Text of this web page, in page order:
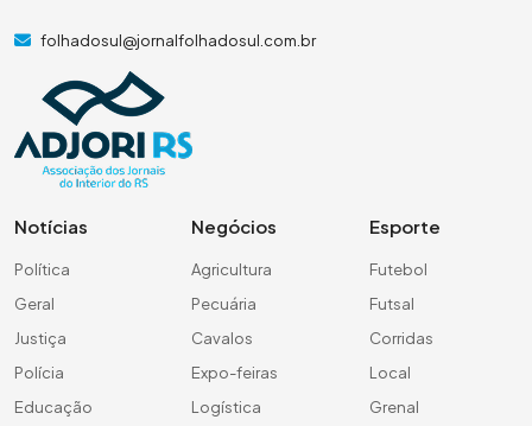
folhadosul@jornalfolhadosul.com.br
Notícias
Política
Geral
Justiça
Polícia
Educação
Negócios
Agricultura
Pecuária
Cavalos
Expo-feiras
Logística
Esporte
Futebol
Futsal
Corridas
Local
Grenal